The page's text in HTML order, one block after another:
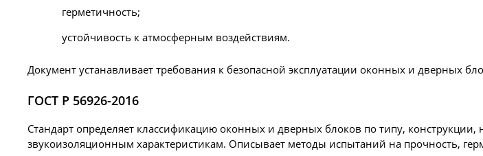
герметичность;
устойчивость к атмосферным воздействиям.
Документ устанавливает требования к безопасной эксплуатации оконных и дверных
ГОСТ Р 56926-2016
Стандарт определяет классификацию оконных и дверных блоков по типу,
звукоизоляционным характеристикам. Описывает методы испытаний на прочность,